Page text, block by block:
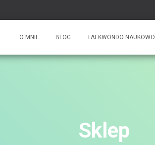
O MNIE BLOG TAEKWONDO NAUKOWO
Sklep